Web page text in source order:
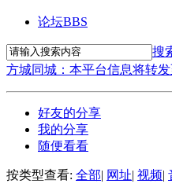
论坛BBS
搜
方城同城：本平台信息将转
好友的分享
我的分享
随便看看
按类型查看: 全部| 网址| 视频|